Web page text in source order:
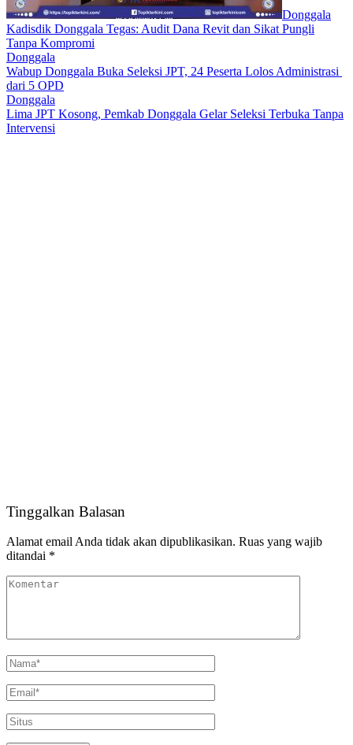
Donggala
Kadisdik Donggala Tegas: Audit Dana Revit dan Sikat Pungli
Tanpa Kompromi
Donggala
Wabup Donggala Buka Seleksi JPT, 24 Peserta Lolos Administrasi
dari 5 OPD
Donggala
Lima JPT Kosong, Pemkab Donggala Gelar Seleksi Terbuka Tanpa
Intervensi
Tinggalkan Balasan
Alamat email Anda tidak akan dipublikasikan. Ruas yang wajib
ditandai *